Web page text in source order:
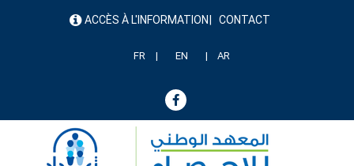
menu ACCÈS À L'INFORMATION CONTACT
FR EN AR